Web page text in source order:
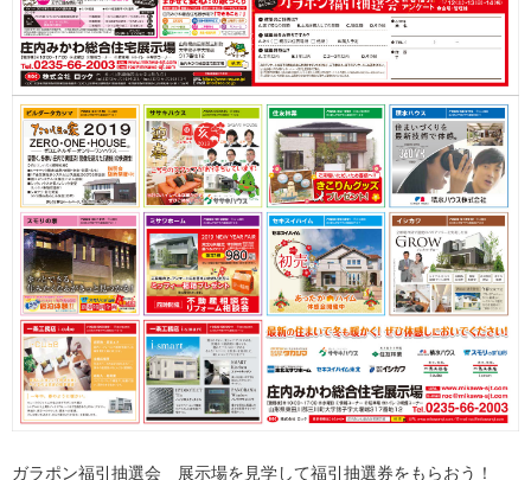
ガラポン福引抽選会 展示場を見学して福引抽選券をもらおう！